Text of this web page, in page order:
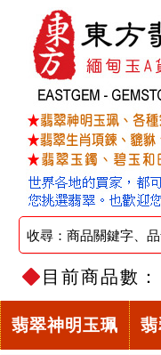
目前商品數：
翡翠神明玉珮